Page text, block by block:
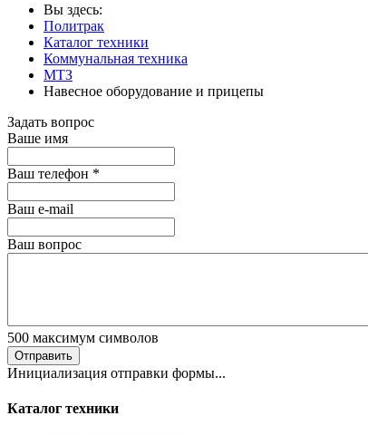
Вы здесь:
Политрак
Каталог техники
Коммунальная техника
МТЗ
Навесное оборудование и прицепы
Задать вопрос
Ваше имя
Ваш телефон *
Ваш е-mail
Ваш вопрос
500 максимум символов
Отправить
Инициализация отправки формы...
Каталог техники